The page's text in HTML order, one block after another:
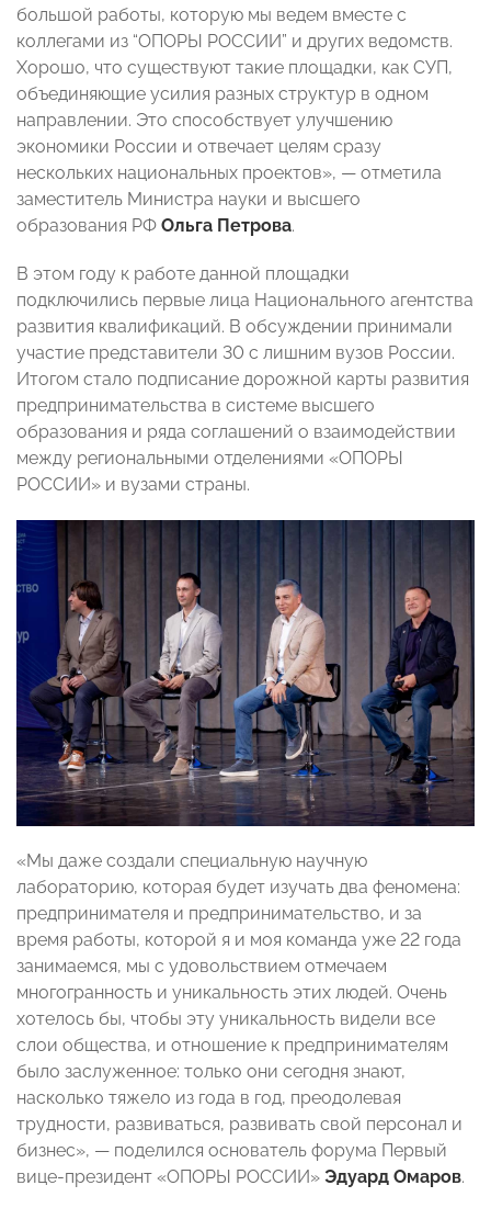
большой работы, которую мы ведем вместе с
коллегами из “ОПОРЫ РОССИИ” и других ведомств.
Хорошо, что существуют такие площадки, как СУП,
объединяющие усилия разных структур в одном
направлении. Это способствует улучшению
экономики России и отвечает целям сразу
нескольких национальных проектов», — отметила
заместитель Министра науки и высшего
образования РФ Ольга Петрова.
В этом году к работе данной площадки
подключились первые лица Национального агентства
развития квалификаций. В обсуждении принимали
участие представители 30 с лишним вузов России.
Итогом стало подписание дорожной карты развития
предпринимательства в системе высшего
образования и ряда соглашений о взаимодействии
между региональными отделениями «ОПОРЫ
РОССИИ» и вузами страны.
«Мы даже создали специальную научную
лабораторию, которая будет изучать два феномена:
предпринимателя и предпринимательство, и за
время работы, которой я и моя команда уже 22 года
занимаемся, мы с удовольствием отмечаем
многогранность и уникальность этих людей. Очень
хотелось бы, чтобы эту уникальность видели все
слои общества, и отношение к предпринимателям
было заслуженное: только они сегодня знают,
насколько тяжело из года в год, преодолевая
трудности, развиваться, развивать свой персонал и
бизнес», — поделился основатель форума Первый
вице-президент «ОПОРЫ РОССИИ» Эдуард Омаров.